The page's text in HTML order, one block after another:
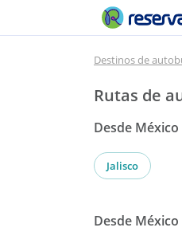
Destinos de
Rutas de
Desde México
Jalisco
Desde México